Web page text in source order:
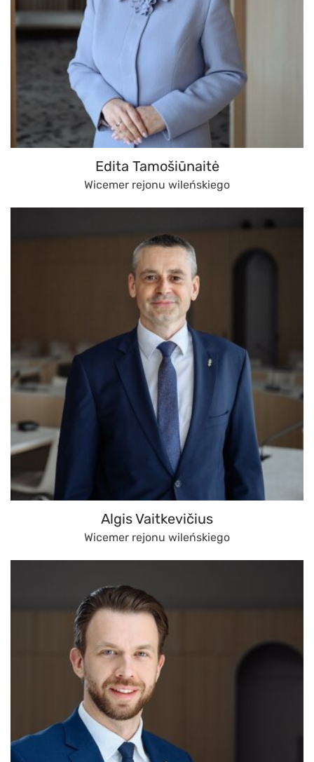
Edita Tamošiūnaitė
Wicemer rejonu wileńskiego
Algis Vaitkevičius
Wicemer rejonu wileńskiego